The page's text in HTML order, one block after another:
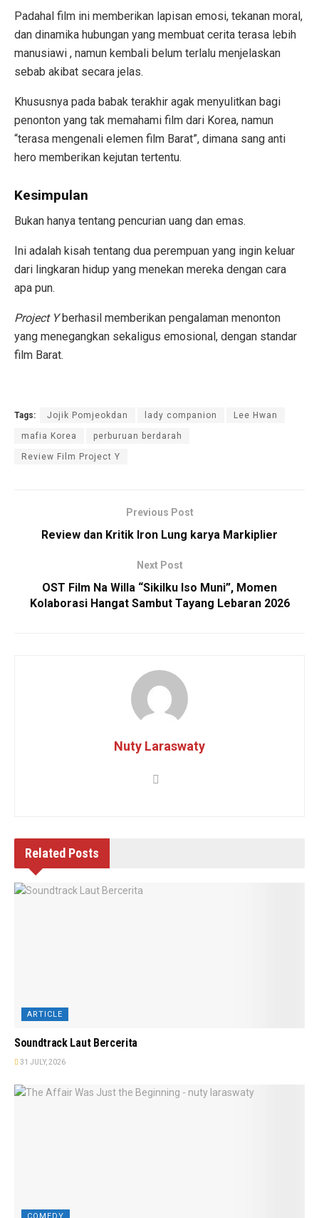
Padahal film ini memberikan lapisan emosi, tekanan moral,
dan dinamika hubungan yang membuat cerita terasa lebih
manusiawi , namun kembali belum terlalu menjelaskan
sebab akibat secara jelas.
Khususnya pada babak terakhir agak menyulitkan bagi
penonton yang tak memahami film dari Korea, namun
“terasa mengenali elemen film Barat”, dimana sang anti
hero memberikan kejutan tertentu.
Kesimpulan
Bukan hanya tentang pencurian uang dan emas.
Ini adalah kisah tentang dua perempuan yang ingin keluar
dari lingkaran hidup yang menekan mereka dengan cara
apa pun.
Project Yberhasil memberikan pengalaman menonton
yang menegangkan sekaligus emosional, dengan standar
film Barat.
Tags: Jojik Pomjeokdan lady companion Lee Hwan
mafia Korea perburuan berdarah
Review Film Project Y
Previous Post
Review dan Kritik Iron Lung karya Markiplier
Next Post
OST Film Na Willa “Sikilku Iso Muni”, Momen
Kolaborasi Hangat Sambut Tayang Lebaran 2026
Nuty Laraswaty
Related Posts
ARTICLE
Soundtrack Laut Bercerita
31 JULY, 2026